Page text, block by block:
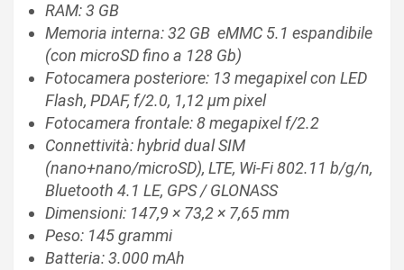
RAM: 3 GB
Memoria interna: 32 GB eMMC 5.1 espandibile
(con microSD fino a 128 Gb)
Fotocamera posteriore: 13 megapixel con LED
Flash, PDAF, f/2.0, 1,12 μm pixel
Fotocamera frontale: 8 megapixel f/2.2
Connettività: hybrid dual SIM
(nano+nano/microSD), LTE, Wi-Fi 802.11 b/g/n,
Bluetooth 4.1 LE, GPS / GLONASS
Dimensioni: 147,9 × 73,2 × 7,65 mm
Peso: 145 grammi
Batteria: 3.000 mAh